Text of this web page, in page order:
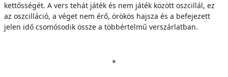
kettősségét. A vers tehát játék és nem játék között oszcillál, ez
az oszcilláció, a véget nem érő, örökös hajsza és a befejezett
jelen idő csomósodik össze a többértelmű verszárlatban.
*